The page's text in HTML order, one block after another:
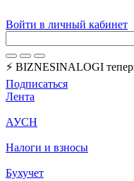
Войти в личный кабинет
⚡ BIZNESINALOGI
Подписаться
Лента
АУСН
Налоги и взносы
Бухучет